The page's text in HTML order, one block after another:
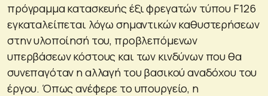
πρόγραμμα κατασκευής έξι φρεγατών τύπου F126
εγκαταλείπεται λόγω σημαντικών καθυστερήσεων
στην υλοποίησή του, προβλεπόμενων
υπερβάσεων κόστους και των κινδύνων που θα
συνεπαγόταν η αλλαγή του βασικού αναδόχου του
έργου. Όπως ανέφερε το υπουργείο, η